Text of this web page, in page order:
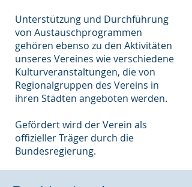
Unterstützung und Durchführung
von Austauschprogrammen
gehören ebenso zu den Aktivitäten
unseres Vereines wie verschiedene
Kulturveranstaltungen, die von
Regionalgruppen des Vereins in
ihren Städten angeboten werden.
Gefördert wird der Verein als
offizieller Träger durch die
Bundesregierung.